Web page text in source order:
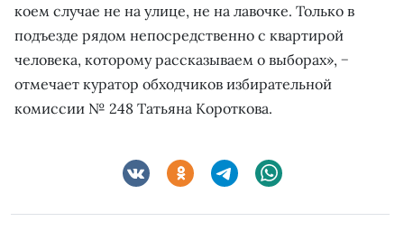
коем случае не на улице, не на лавочке. Только в
подъезде рядом непосредственно с квартирой
человека, которому рассказываем о выборах», −
отмечает куратор обходчиков избирательной
комиссии № 248 Татьяна Короткова.